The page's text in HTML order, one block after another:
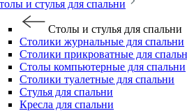
и стулья для спальни
Столы и стулья для спальни
Столики журнальные для спальни
Столики прикроватные для
Столы компьютерные для спальни
Столики туалетные для спальни
Стулья для спальни
Кресла для спальни